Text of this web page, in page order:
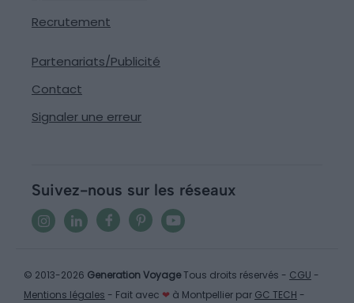
Recrutement
Partenariats/Publicité
Contact
Signaler une erreur
Suivez-nous sur les réseaux
© 2013-2026 Generation VoyageTous droits réservés - CGU -
Mentions légales - Fait avec ❤ à Montpellier par GC TECH -